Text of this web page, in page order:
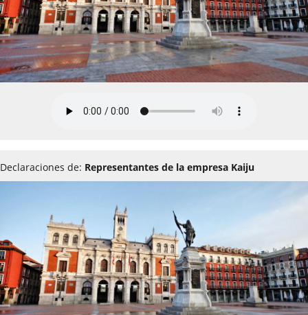
Declaraciones de: Representantes de la empresa Kaiju